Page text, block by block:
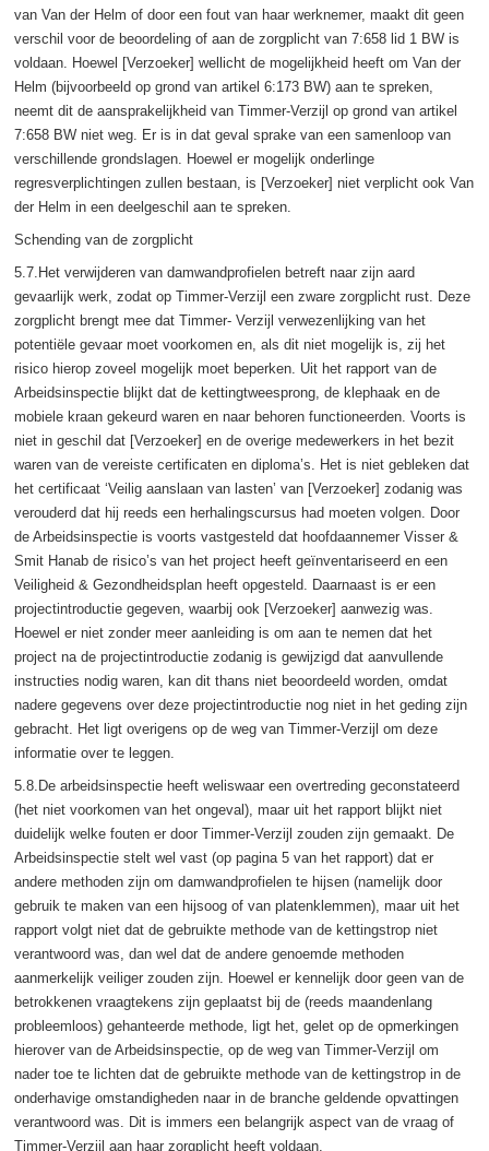
van Van der Helm of door een fout van haar werknemer, maakt dit geen
verschil voor de beoordeling of aan de zorgplicht van 7:658 lid 1 BW is
voldaan. Hoewel [Verzoeker] wellicht de mogelijkheid heeft om Van der
Helm (bijvoorbeeld op grond van artikel 6:173 BW) aan te spreken,
neemt dit de aansprakelijkheid van Timmer-Verzijl op grond van artikel
7:658 BW niet weg. Er is in dat geval sprake van een samenloop van
verschillende grondslagen. Hoewel er mogelijk onderlinge
regresverplichtingen zullen bestaan, is [Verzoeker] niet verplicht ook Van
der Helm in een deelgeschil aan te spreken.
Schending van de zorgplicht
5.7.Het verwijderen van damwandprofielen betreft naar zijn aard
gevaarlijk werk, zodat op Timmer-Verzijl een zware zorgplicht rust. Deze
zorgplicht brengt mee dat Timmer- Verzijl verwezenlijking van het
potentiële gevaar moet voorkomen en, als dit niet mogelijk is, zij het
risico hierop zoveel mogelijk moet beperken. Uit het rapport van de
Arbeidsinspectie blijkt dat de kettingtweesprong, de klephaak en de
mobiele kraan gekeurd waren en naar behoren functioneerden. Voorts is
niet in geschil dat [Verzoeker] en de overige medewerkers in het bezit
waren van de vereiste certificaten en diploma’s. Het is niet gebleken dat
het certificaat ‘Veilig aanslaan van lasten’ van [Verzoeker] zodanig was
verouderd dat hij reeds een herhalingscursus had moeten volgen. Door
de Arbeidsinspectie is voorts vastgesteld dat hoofdaannemer Visser &
Smit Hanab de risico’s van het project heeft geïnventariseerd en een
Veiligheid & Gezondheidsplan heeft opgesteld. Daarnaast is er een
projectintroductie gegeven, waarbij ook [Verzoeker] aanwezig was.
Hoewel er niet zonder meer aanleiding is om aan te nemen dat het
project na de projectintroductie zodanig is gewijzigd dat aanvullende
instructies nodig waren, kan dit thans niet beoordeeld worden, omdat
nadere gegevens over deze projectintroductie nog niet in het geding zijn
gebracht. Het ligt overigens op de weg van Timmer-Verzijl om deze
informatie over te leggen.
5.8.De arbeidsinspectie heeft weliswaar een overtreding geconstateerd
(het niet voorkomen van het ongeval), maar uit het rapport blijkt niet
duidelijk welke fouten er door Timmer-Verzijl zouden zijn gemaakt. De
Arbeidsinspectie stelt wel vast (op pagina 5 van het rapport) dat er
andere methoden zijn om damwandprofielen te hijsen (namelijk door
gebruik te maken van een hijsoog of van platenklemmen), maar uit het
rapport volgt niet dat de gebruikte methode van de kettingstrop niet
verantwoord was, dan wel dat de andere genoemde methoden
aanmerkelijk veiliger zouden zijn. Hoewel er kennelijk door geen van de
betrokkenen vraagtekens zijn geplaatst bij de (reeds maandenlang
probleemloos) gehanteerde methode, ligt het, gelet op de opmerkingen
hierover van de Arbeidsinspectie, op de weg van Timmer-Verzijl om
nader toe te lichten dat de gebruikte methode van de kettingstrop in de
onderhavige omstandigheden naar in de branche geldende opvattingen
verantwoord was. Dit is immers een belangrijk aspect van de vraag of
Timmer-Verzijl aan haar zorgplicht heeft voldaan.